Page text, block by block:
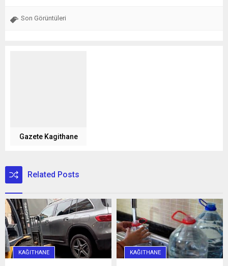
Son Görüntüleri
Gazete Kagithane
Related Posts
KAĞITHANE KAĞITHANE